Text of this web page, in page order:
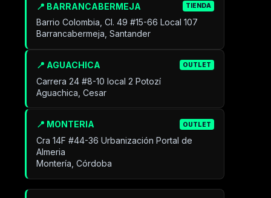
📍 BARRANCABERMEJA TIENDA
Barrio Colombia, Cl. 49 #15-66 Local 107
Barrancabermeja, Santander
📍 AGUACHICA OUTLET
Carrera 24 #8-10 local 2 Potozí
Aguachica, Cesar
📍 MONTERIA OUTLET
Cra 14F #44-36 Urbanización Portal de
Almeria
Montería, Córdoba